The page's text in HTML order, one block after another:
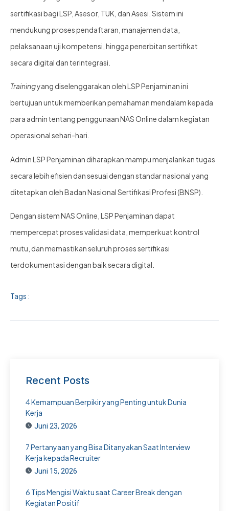
sertifikasi bagi LSP, Asesor, TUK, dan Asesi. Sistem ini
mendukung proses pendaftaran, manajemen data,
pelaksanaan uji kompetensi, hingga penerbitan sertifikat
secara digital dan terintegrasi.
Trainingyang diselenggarakan oleh LSP Penjaminan ini
bertujuan untuk memberikan pemahaman mendalam kepada
para admin tentang penggunaan NAS Online dalam kegiatan
operasional sehari-hari.
Admin LSP Penjaminan diharapkan mampu menjalankan tugas
secara lebih efisien dan sesuai dengan standar nasional yang
ditetapkan oleh Badan Nasional Sertifikasi Profesi (BNSP).
Dengan sistem NAS Online, LSP Penjaminan dapat
mempercepat proses validasi data, memperkuat kontrol
mutu, dan memastikan seluruh proses sertifikasi
terdokumentasi dengan baik secara digital.
Tags :
Recent Posts
4 Kemampuan Berpikir yang Penting untuk Dunia
Kerja
Juni 23, 2026
7 Pertanyaan yang Bisa Ditanyakan Saat Interview
Kerja kepada Recruiter
Juni 15, 2026
6 Tips Mengisi Waktu saat Career Break dengan
Kegiatan Positif